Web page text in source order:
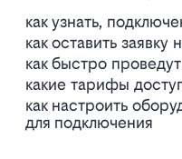
как узнать,
как оставить
как быстро
какие тарифы
как настроить оборудование
для подключения